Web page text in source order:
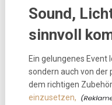
Sound,
sinnvoll
Ein gelungenes Event
sondern auch von der
dem richtigen Zubehör.
einzusetzen,